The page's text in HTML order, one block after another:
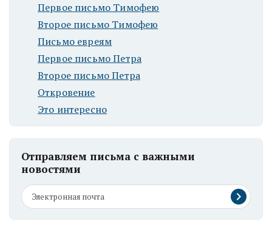
Первое письмо Тимофею
Второе письмо Тимофею
Письмо евреям
Первое письмо Петра
Второе письмо Петра
Откровение
Это интересно
Отправляем письма с важными
новостями